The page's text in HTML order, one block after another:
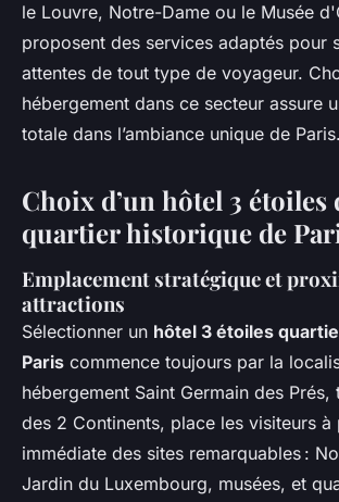
le Louvre, Notre-Dame ou le Musée
proposent des services adaptés pour
attentes de tout type de voyageur.
hébergement dans ce secteur assure
totale dans l’ambiance unique de Paris.
Choix d’un hôtel 3 étoiles
quartier historique de
Emplacement stratégique et
attractions
Sélectionner un hôtel 3 étoiles
Paris commence toujours par la
hébergement Saint Germain des Prés,
des 2 Continents, place les visiteurs à
immédiate des sites remarquables :
Jardin du Luxembourg, musées, et